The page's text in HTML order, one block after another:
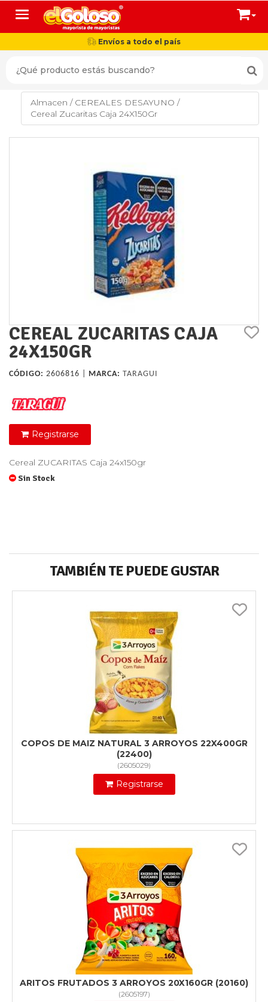
Toggle navigation
Envíos a todo el país
Almacen / CEREALES DESAYUNO /
Cereal Zucaritas Caja 24X150Gr
CEREAL ZUCARITAS CAJA
24X150GR
CÓDIGO: 2606816 | MARCA: TARAGUI
Registrarse
Cereal ZUCARITAS Caja 24x150gr
Sin Stock
TAMBIÉN TE PUEDE GUSTAR
COPOS DE MAIZ NATURAL 3 ARROYOS 22X400GR
(22400)
(2605029)
Registrarse
ARITOS FRUTADOS 3 ARROYOS 20X160GR (20160)
(2605197)